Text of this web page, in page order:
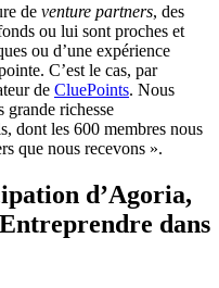
de venture partners, des
ou lui sont proches et
ou d’une expérience
C’est le cas, par
de CluePoints. Nous
grande richesse
dont les 600 membres nous
que nous recevons ».
d’Agoria,
dans